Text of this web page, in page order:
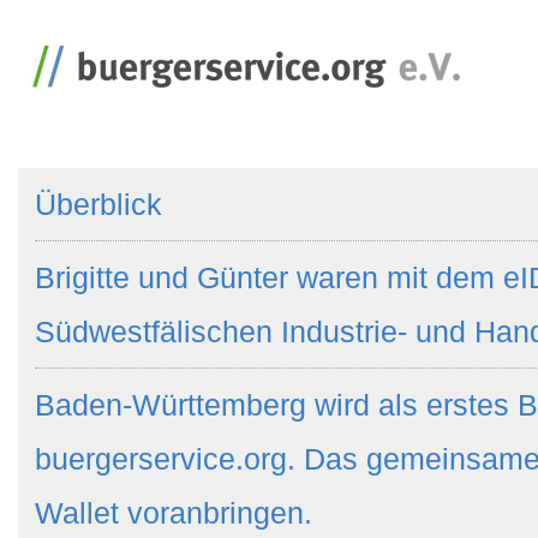
Überblick
Brigitte und Günter waren mit dem
Südwestfälischen Industrie- und
Baden-Württemberg wird als erstes
buergerservice.org. Das
Wallet voranbringen.